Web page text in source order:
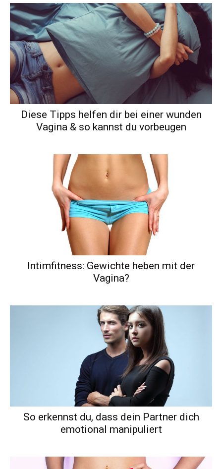
Diese Tipps helfen dir bei einer wunden
Vagina & so kannst du vorbeugen
Intimfitness: Gewichte heben mit der
Vagina?
So erkennst du, dass dein Partner dich
emotional manipuliert